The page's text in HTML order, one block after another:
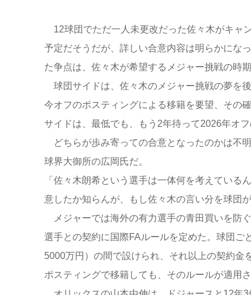
12球団でただ一人未更改だった佐々木がキャ
予定だそうだが、詳しい合意内容は明らかにな
た争点は、佐々木が希望するメジャー挑戦の時
球団サイドは、佐々木のメジャー挑戦の夢を
今オフのポスティングによる移籍を要望、その
サイドは、最低でも、もう2年待って2026年オ
どちらが歩み寄っての合意となったのかは不
球界大御所の広岡氏だ。
「佐々木朗希という選手は一体何を考えてい
意したか知らんが、もし佐々木の言い分を球団
メジャーでは海外の有力選手の青田買いを防
選手との契約に国際FAルールを定めた。球団
5000万円）の間で設けられ、それ以上の契約
ポスティングで移籍しても、そのルールが適用